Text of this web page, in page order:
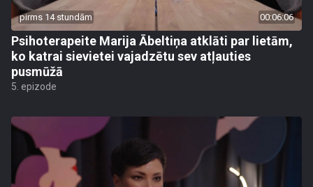
pirms 14 stundām 00:06:06
Psihoterapeite Marija Ābeltiņa atklāti par lietām,
ko katrai sievietei vajadzētu sev atļauties
pusmūžā
5. epizode